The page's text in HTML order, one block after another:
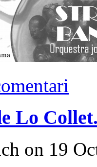
Lo
on 19